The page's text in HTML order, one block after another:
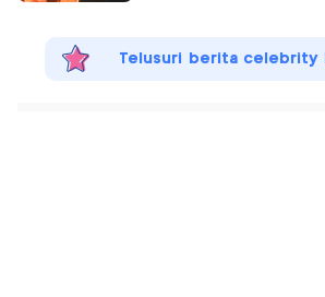
Telusuri berita celebrity